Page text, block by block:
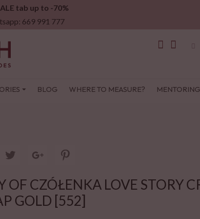
tab up to -70%
669 991 777
BLOG WHERE TO MEASURE? MENTORING
OF CZÓŁENKA LOVE STORY
GOLD [552]